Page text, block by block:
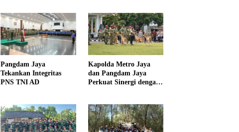
Pangdam Jaya
Tekankan Integritas
PNS TNI AD
Kapolda Metro Jaya
dan Pangdam Jaya
Perkuat Sinergi dengan